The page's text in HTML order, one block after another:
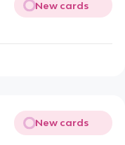
New cards
New cards